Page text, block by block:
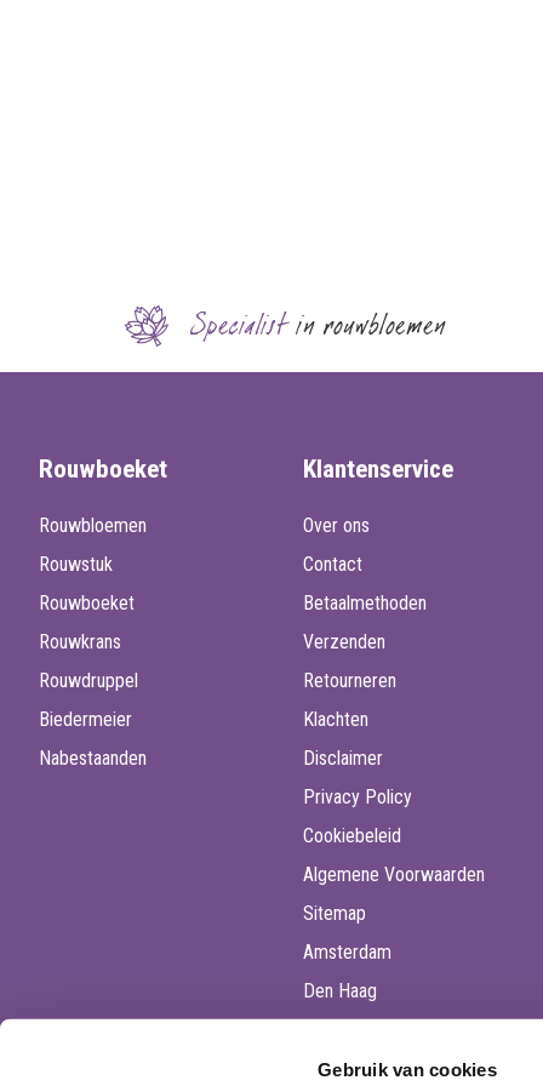
Gebruik van cookies
Specialistin rouwbloemen
Rouwboeket
Rouwbloemen
Rouwstuk
Rouwboeket
Rouwkrans
Rouwdruppel
Biedermeier
Nabestaanden
Klantenservice
Over ons
Contact
Betaalmethoden
Verzenden
Retourneren
Klachten
Disclaimer
Privacy Policy
Cookiebeleid
Algemene Voorwaarden
Sitemap
Amsterdam
Den Haag
Rotterdam